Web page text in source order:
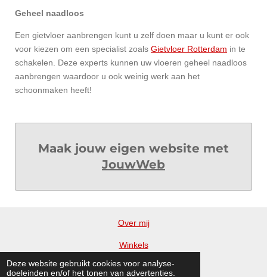
Deze website gebruikt cookies voor analyse-
doeleinden en/of het tonen van advertenties.
Geheel naadloos
Een gietvloer aanbrengen kunt u zelf doen maar u kunt er ook
voor kiezen om een specialist zoals Gietvloer Rotterdam in te
schakelen. Deze experts kunnen uw vloeren geheel naadloos
aanbrengen waardoor u ook weinig werk aan het
schoonmaken heeft!
Maak jouw eigen website met
JouwWeb
Over mij
Winkels
Blog